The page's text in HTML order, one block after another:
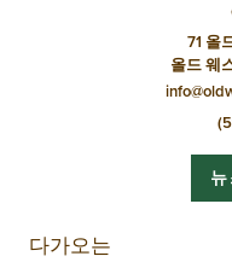
71 올
올드 웨
다가오는